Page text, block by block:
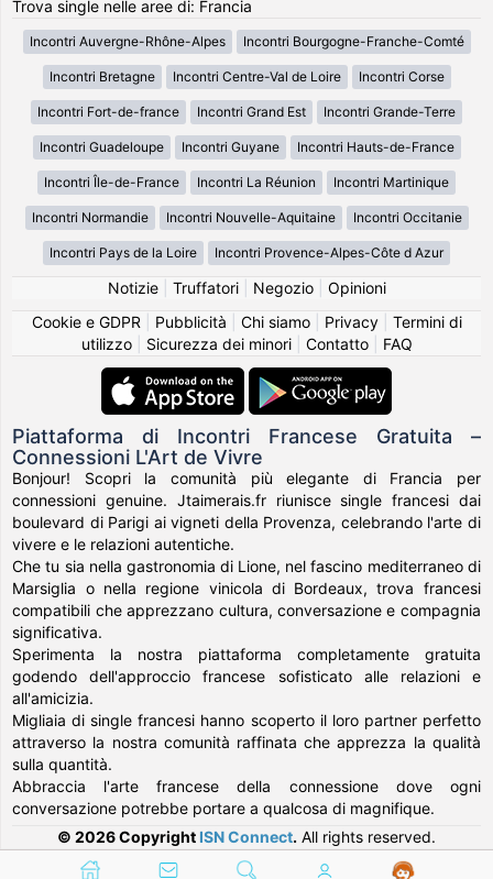
Trova single nelle aree di: Francia
Incontri Auvergne-Rhône-Alpes Incontri Bourgogne-Franche-Comté
Incontri Bretagne Incontri Centre-Val de Loire Incontri Corse
Incontri Fort-de-france Incontri Grand Est Incontri Grande-Terre
Incontri Guadeloupe Incontri Guyane Incontri Hauts-de-France
Incontri Île-de-France Incontri La Réunion Incontri Martinique
Incontri Normandie Incontri Nouvelle-Aquitaine Incontri Occitanie
Incontri Pays de la Loire Incontri Provence-Alpes-Côte d Azur
Notizie| Truffatori| Negozio| Opinioni
Cookie e GDPR
Pubblicità Chi siamo| Privacy| Termini di
utilizzo| Sicurezza dei minori| Contatto| FAQ
Piattaforma di Incontri Francese Gratuita –
Connessioni L'Art de Vivre
Bonjour! Scopri la comunità più elegante di Francia per
connessioni genuine. Jtaimerais.fr riunisce single francesi dai
boulevard di Parigi ai vigneti della Provenza, celebrando l'arte di
vivere e le relazioni autentiche.
Che tu sia nella gastronomia di Lione, nel fascino mediterraneo di
Marsiglia o nella regione vinicola di Bordeaux, trova francesi
compatibili che apprezzano cultura, conversazione e compagnia
significativa.
Sperimenta la nostra piattaforma completamente gratuita
godendo dell'approccio francese sofisticato alle relazioni e
all'amicizia.
Migliaia di single francesi hanno scoperto il loro partner perfetto
attraverso la nostra comunità raffinata che apprezza la qualità
sulla quantità.
Abbraccia l'arte francese della connessione dove ogni
conversazione potrebbe portare a qualcosa di magnifique.
© 2026 Copyright ISN Connect. All rights reserved.